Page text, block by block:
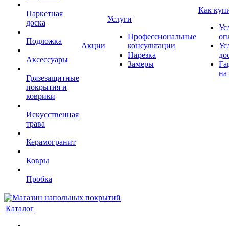
Паркетная
доска
Подложка
Аксессуары
Грязезащитные
покрытия и
коврики
Искусственная
трава
Керамогранит
Ковры
Пробка
Акции
Услуги
Профессиональные
консультации
Нарезка
Замеры
Как
на
Каталог